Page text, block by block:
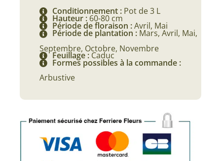
Conditionnement : Pot de 3 L
Hauteur : 60-80 cm
Période de floraison :Avril, Mai
Période de plantation : Mars, Avril, Mai,
Septembre, Octobre, Novembre
Feuillage : Caduc
Formes possibles à la commande :
Arbustive